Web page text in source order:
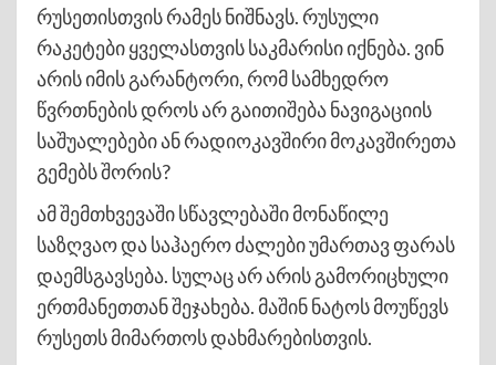
რუსეთისთვის რამეს ნიშნავს. რუსული
რაკეტები ყველასთვის საკმარისი იქნება. ვინ
არის იმის გარანტორი, რომ სამხედრო
წვრთნების დროს არ გაითიშება ნავიგაციის
საშუალებები ან რადიოკავშირი მოკავშირეთა
გემებს შორის?
ამ შემთხვევაში სწავლებაში მონაწილე
საზღვაო და საჰაერო ძალები უმართავ ფარას
დაემსგავსება. სულაც არ არის გამორიცხული
ერთმანეთთან შეჯახება. მაშინ ნატოს მოუწევს
რუსეთს მიმართოს დახმარებისთვის.